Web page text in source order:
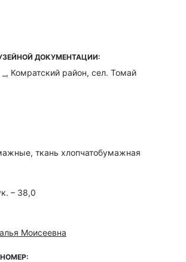
ДОКУМЕНТАЦИИ:
Комратский район, сел. Томай
ткань хлопчатобумажная
– 38,0
Моисеевна